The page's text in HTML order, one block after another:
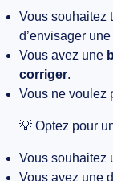
Vous souhaitez
d’envisager
Vous avez une
corriger.
Vous ne voulez
💡 Optez pour
Vous souhaitez
Vous avez une